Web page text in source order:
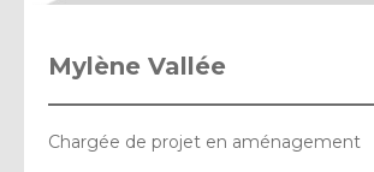
Mylène Vallée
Chargée de projet en aménagement